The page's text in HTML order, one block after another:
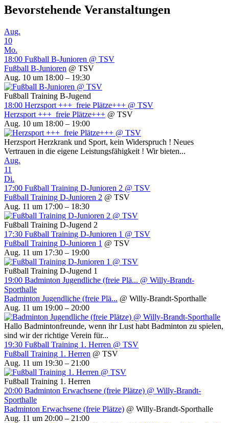
Bevorstehende Veranstaltungen
Aug.
10
Mo.
18:00 Fußball B-Junioren @ TSV
Fußball B-Junioren @ TSV
Aug. 10 um 18:00 – 19:30
Fußball Training B-Jugend
18:00 Herzsport +++ freie Plätze+++ @ TSV
Herzsport +++ freie Plätze+++ @ TSV
Aug. 10 um 18:00 – 19:00
Herzsport Herzkrank und Sport, kein Widerspruch ! Neues
Vertrauen in die eigene Leistungsfähigkeit ! Wir bieten...
Aug.
11
Di.
17:00 Fußball Training D-Junioren 2 @ TSV
Fußball Training D-Junioren 2 @ TSV
Aug. 11 um 17:00 – 18:30
Fußball Training D-Jugend 2
17:30 Fußball Training D-Junioren 1 @ TSV
Fußball Training D-Junioren 1 @ TSV
Aug. 11 um 17:30 – 19:00
Fußball Training D-Jugend 1
19:00 Badminton Jugendliche (freie Plä... @ Willy-Brandt-
Sporthalle
Badminton Jugendliche (freie Plä... @ Willy-Brandt-Sporthalle
Aug. 11 um 19:00 – 20:00
Hallo Badmintonfreunde, wenn ihr Lust habt Badminton zu spielen,
sind wir der richtige Verein für...
19:30 Fußball Training 1. Herren @ TSV
Fußball Training 1. Herren @ TSV
Aug. 11 um 19:30 – 21:00
Fußball Training 1. Herren
20:00 Badminton Erwachsene (freie Plätze) @ Willy-Brandt-
Sporthalle
Badminton Erwachsene (freie Plätze) @ Willy-Brandt-Sporthalle
Aug. 11 um 20:00 – 21:00